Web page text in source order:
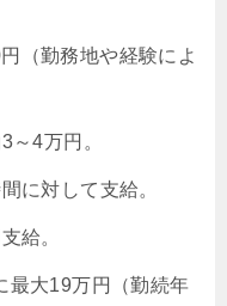
（勤務地や経験によ
～4万円。
に対して支給。
給。
最大19万円（勤続年